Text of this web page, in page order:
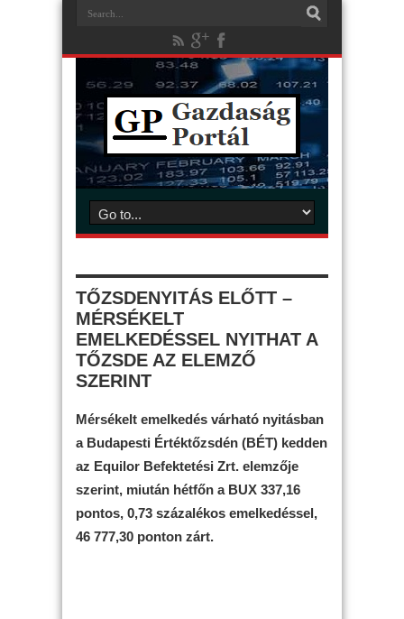
TŐZSDENYITÁS ELŐTT –
MÉRSÉKELT
EMELKEDÉSSEL NYITHAT A
TŐZSDE AZ ELEMZŐ
SZERINT
Mérsékelt emelkedés várható nyitásban
a Budapesti Értéktőzsdén (BÉT) kedden
az Equilor Befektetési Zrt. elemzője
szerint, miután hétfőn a BUX 337,16
pontos, 0,73 százalékos emelkedéssel,
46 777,30 ponton zárt.